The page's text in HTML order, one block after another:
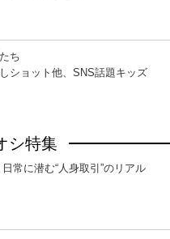
ち
ショット他、SNS話題キッズ
シ特集
常に潜む“人身取引”のリアル